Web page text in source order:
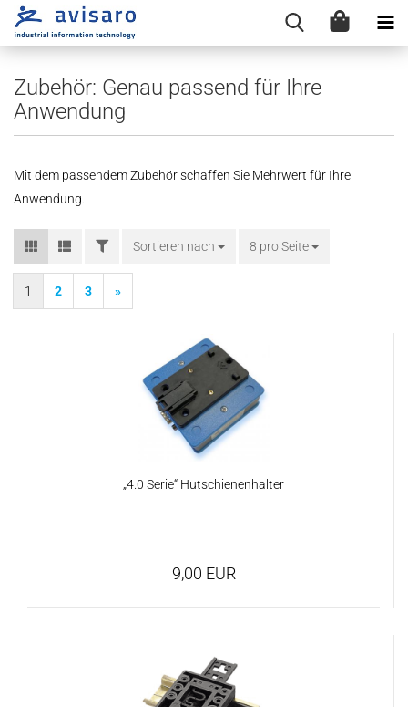
Zubehör: Genau passend für Ihre
Anwendung
Mit dem passendem Zubehör schaffen Sie Mehrwert für Ihre
Anwendung.
FILTERSortieren nach
Sortieren nach 8 pro Seite
pro Seite
1 2 3 »
„4.0 Serie“ Hutschienenhalter
9,00 EUR